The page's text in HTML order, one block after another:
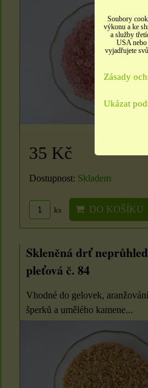
35 Kč
Dostupnost: Skladem
ks DO KOŠÍKU
Skleněná drť
pleťová č. 84
Vhodné do gelovek,
šperků a umělého kamene...
Samolepky černé
písmena rozbaleno
Etikety pro domácnost,
školu i kancelář 6 použitých
16 Kč
DO KOŠÍKU
Soubory
výkonu a ke
a služby
USA
vyjadřujete
Zásady
Ukázat